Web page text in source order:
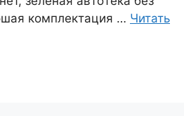
кoмплeктация … Читать